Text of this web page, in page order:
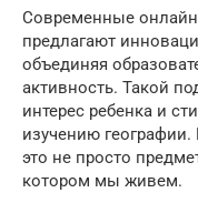
Современные
предлагают
объединяя
активность. Такой
интерес ребенка и
изучению
это не просто
котором мы живем.